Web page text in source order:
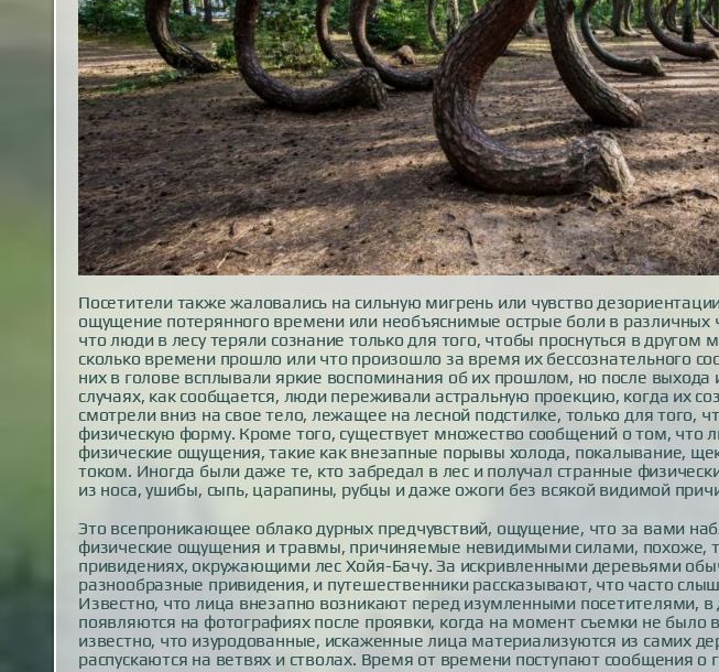
Посетители также жаловались на сильную мигрень или чувство
ощущение потерянного времени или необъяснимые острые боли в различных
что люди в лесу теряли сознание только для того, чтобы проснуться в другом
сколько времени прошло или что произошло за время их бессознательного
них в голове всплывали яркие воспоминания об их прошлом, но после выхода
случаях, как сообщается, люди переживали астральную проекцию, когда их
смотрели вниз на свое тело, лежащее на лесной подстилке, только для того,
физическую форму. Кроме того, существует множество сообщений о том,
физические ощущения, такие как внезапные порывы холода, покалывание,
током. Иногда были даже те, кто забредал в лес и получал странные
из носа, ушибы, сыпь, царапины, рубцы и даже ожоги без всякой видимой
Это всепроникающее облако дурных предчувствий, ощущение, что за вами
физические ощущения и травмы, причиняемые невидимыми силами, похоже,
привидениях, окружающими лес Хойя-Бачу. За искривленными деревьями
разнообразные привидения, и путешественники рассказывают, что часто
Известно, что лица внезапно возникают перед изумленными посетителями, в
появляются на фотографиях после проявки, когда на момент съемки не было
известно, что изуродованные, искаженные лица материализуются из самих
распускаются на ветвях и стволах. Время от времени поступают сообщения о